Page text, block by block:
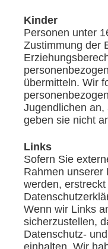
Kinder
Personen unter
Zustimmung der
übermitteln. Wir
Jugendlichen an,
geben sie nicht
Links
Sofern Sie
Rahmen unserer
werden,
Wenn wir Links
sicherzustellen,
Datenschutz-
einhalten. Wir